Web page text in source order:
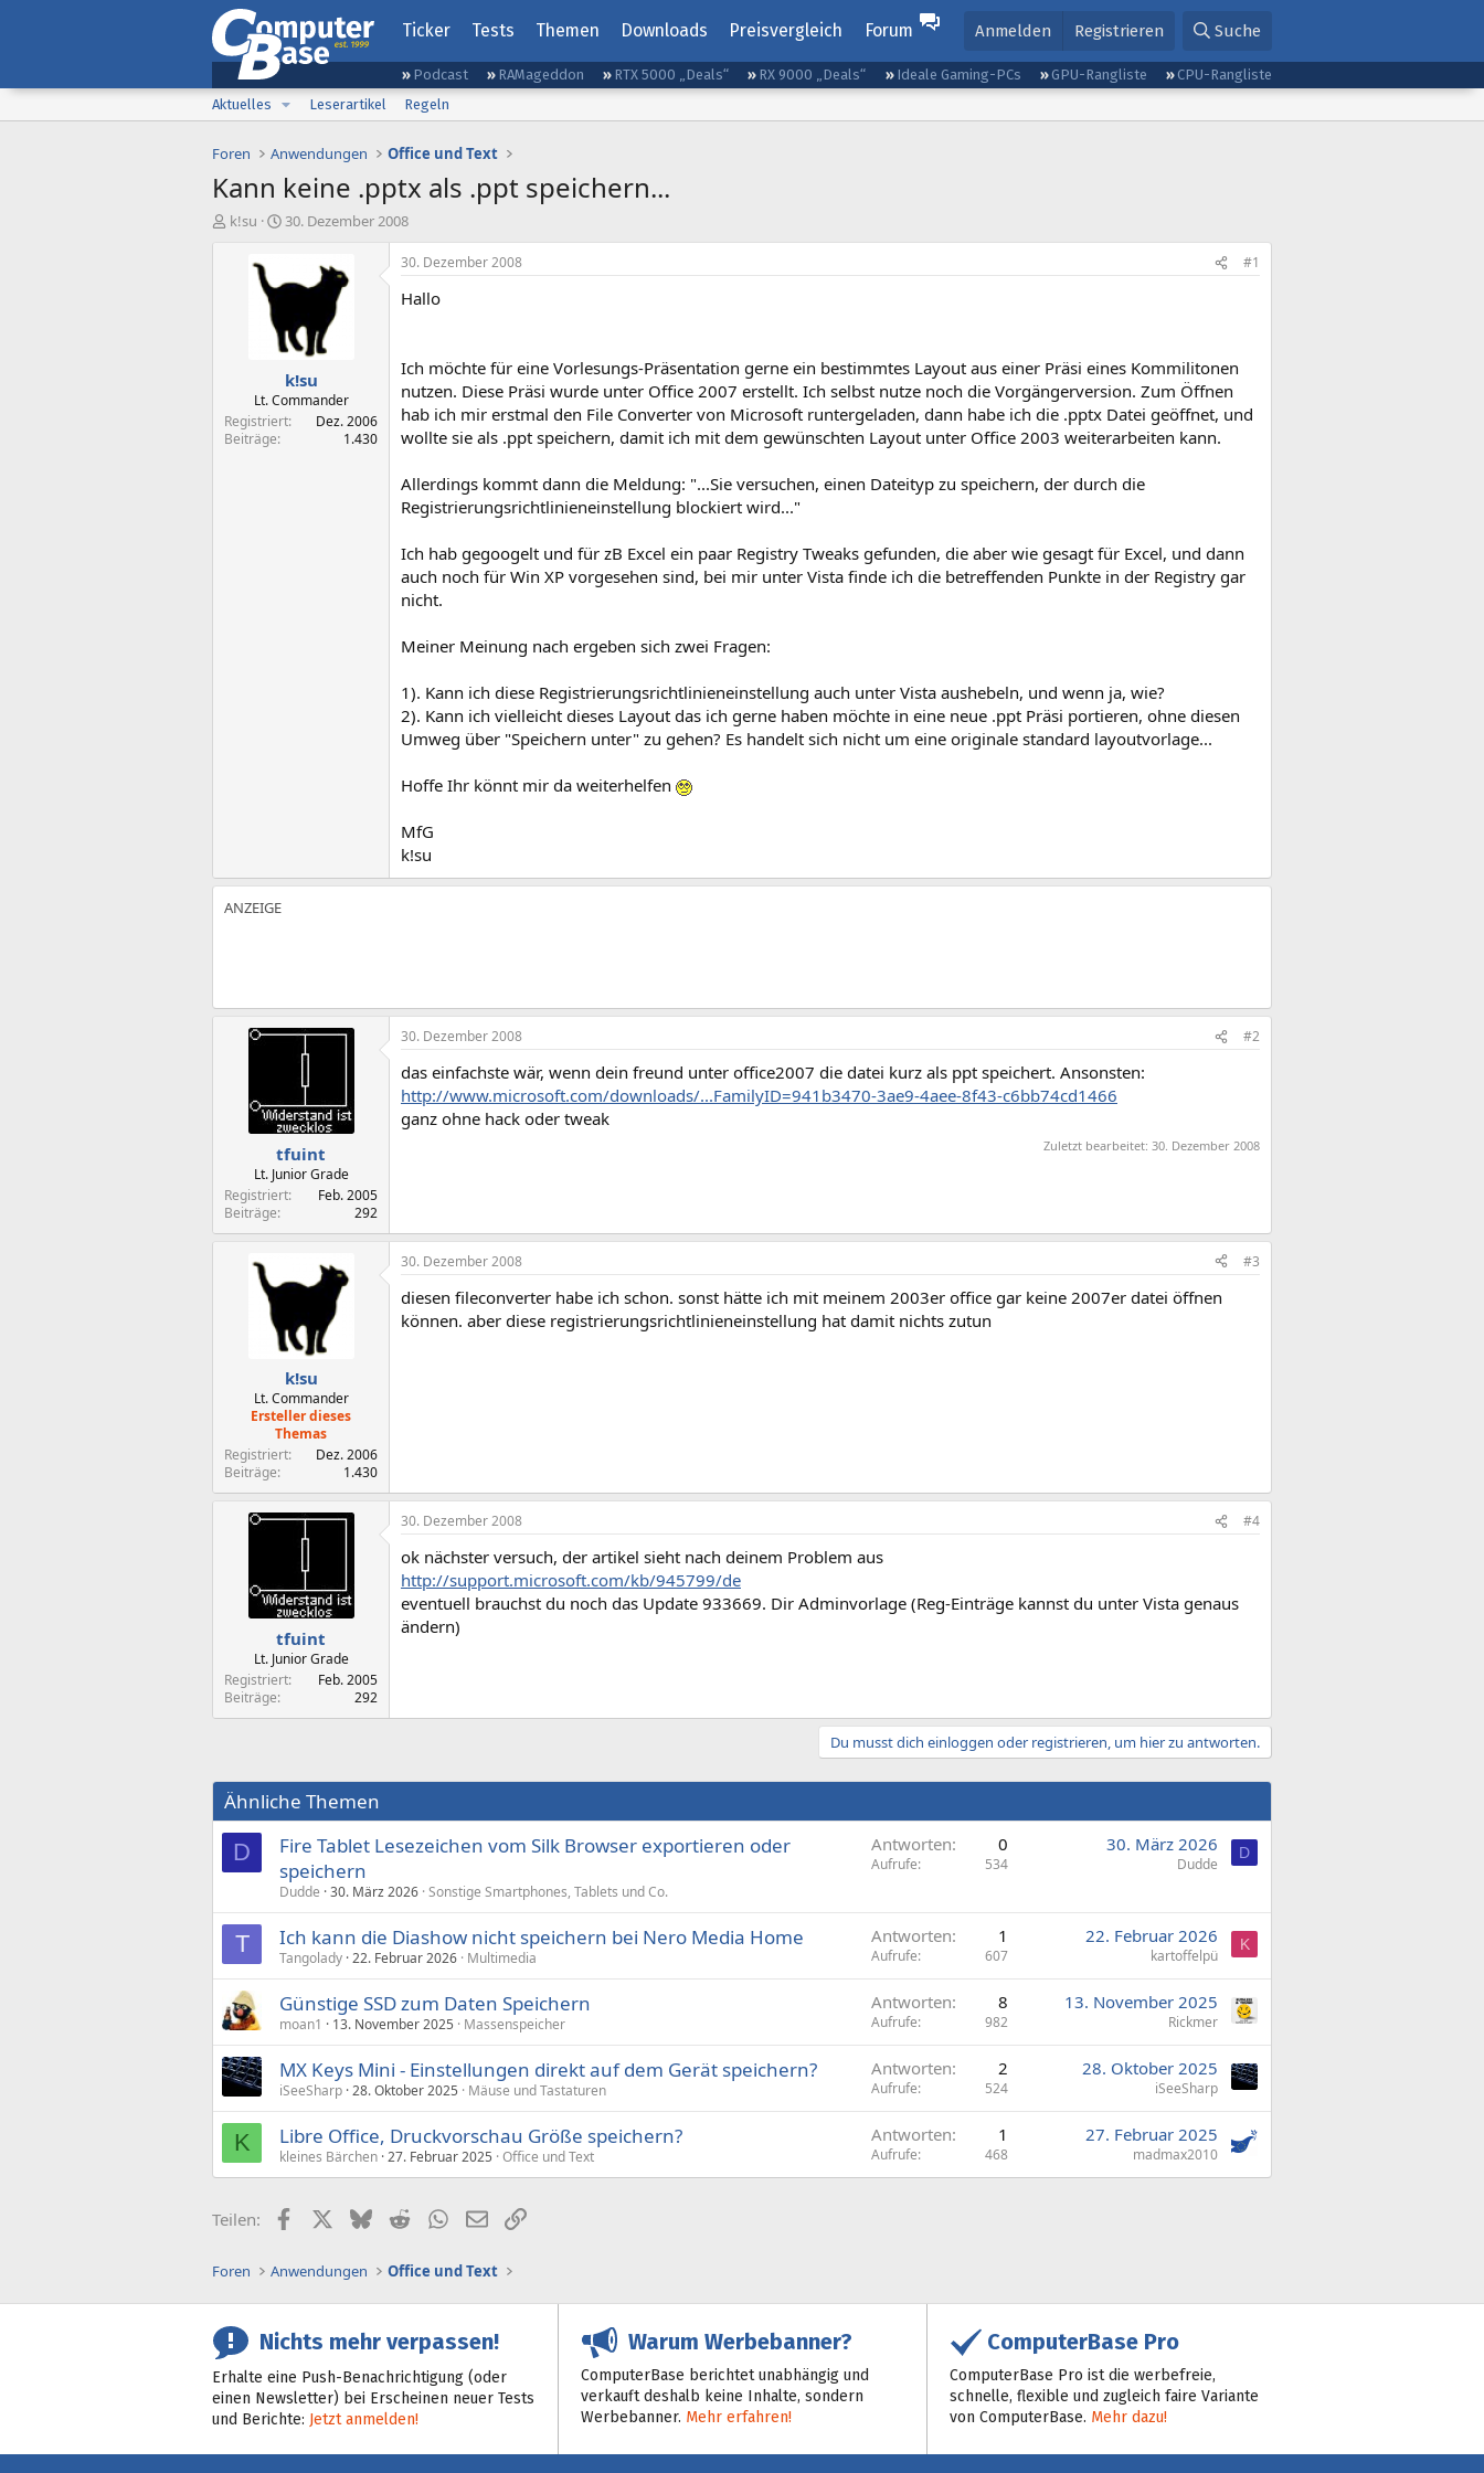
Ticker Tests Themen Downloads Preisvergleich Forum Anmelden Registrieren Suche
Podcast RAMageddon RTX 5000 „Deals“ RX 9000 „Deals“ Ideale Gaming-PCs GPU-Rangliste
CPU-Rangliste
Aktuelles
Leserartikel Regeln
Foren Anwendungen Office und Text
Kann keine .pptx als .ppt speichern...
E
k!su
E
t
l
t
a
m
30. Dezember 2008
k!su
Lt. Commander
Registriert
Dez. 2006
Beiträge
1.430
30. Dezember 2008 #1
Hallo
Ich möchte für eine Vorlesungs-Präsentation gerne ein bestimmtes Layout aus einer Präsi eines Kommilitonen
nutzen. Diese Präsi wurde unter Office 2007 erstellt. Ich selbst nutze noch die Vorgängerversion. Zum Öffnen
hab ich mir erstmal den File Converter von Microsoft runtergeladen, dann habe ich die .pptx Datei geöffnet, und
wollte sie als .ppt speichern, damit ich mit dem gewünschten Layout unter Office 2003 weiterarbeiten kann.
Allerdings kommt dann die Meldung: "...Sie versuchen, einen Dateityp zu speichern, der durch die
Registrierungsrichtlinieneinstellung blockiert wird..."
Ich hab gegoogelt und für zB Excel ein paar Registry Tweaks gefunden, die aber wie gesagt für Excel, und dann
auch noch für Win XP vorgesehen sind, bei mir unter Vista finde ich die betreffenden Punkte in der Registry gar
nicht.
Meiner Meinung nach ergeben sich zwei Fragen:
1). Kann ich diese Registrierungsrichtlinieneinstellung auch unter Vista aushebeln, und wenn ja, wie?
2). Kann ich vielleicht dieses Layout das ich gerne haben möchte in eine neue .ppt Präsi portieren, ohne diesen
Umweg über "Speichern unter" zu gehen? Es handelt sich nicht um eine originale standard layoutvorlage...
Hoffe Ihr könnt mir da weiterhelfen
MfG
k!su
tfuint
Lt. Junior Grade
Registriert
Feb. 2005
Beiträge
292
30. Dezember 2008 #2
das einfachste wär, wenn dein freund unter office2007 die datei kurz als ppt speichert. Ansonsten:
http://www.microsoft.com/downloads/...FamilyID=941b3470-3ae9-4aee-8f43-c6bb74cd1466
ganz ohne hack oder tweak
Zuletzt bearbeitet: 30. Dezember 2008
k!su
Lt. Commander
Ersteller dieses
Themas
Registriert
Dez. 2006
Beiträge
1.430
30. Dezember 2008 #3
diesen fileconverter habe ich schon. sonst hätte ich mit meinem 2003er office gar keine 2007er datei öffnen
können. aber diese registrierungsrichtlinieneinstellung hat damit nichts zutun
tfuint
Lt. Junior Grade
Registriert
Feb. 2005
Beiträge
292
30. Dezember 2008 #4
ok nächster versuch, der artikel sieht nach deinem Problem aus
http://support.microsoft.com/kb/945799/de
eventuell brauchst du noch das Update 933669. Dir Adminvorlage (Reg-Einträge kannst du unter Vista genaus
ändern)
Du musst dich einloggen oder registrieren, um hier zu antworten.
Ähnliche Themen
D
Fire Tablet Lesezeichen vom Silk Browser exportieren oder
speichern
Dudde 30. März 2026 Sonstige Smartphones, Tablets und Co.
Antworten 0
Aufrufe 534
30. März 2026
Dudde
D
T Ich kann die Diashow nicht speichern bei Nero Media Home
Tangolady 22. Februar 2026 Multimedia
Antworten 1
Aufrufe 607
22. Februar 2026
kartoffelpü
K
Günstige SSD zum Daten Speichern
moan1 13. November 2025 Massenspeicher
Antworten 8
Aufrufe 982
13. November 2025
Rickmer
MX Keys Mini - Einstellungen direkt auf dem Gerät speichern?
iSeeSharp 28. Oktober 2025 Mäuse und Tastaturen
Antworten 2
Aufrufe 524
28. Oktober 2025
iSeeSharp
K Libre Office, Druckvorschau Größe speichern?
kleines Bärchen 27. Februar 2025 Office und Text
Antworten 1
Aufrufe 468
27. Februar 2025
madmax2010
Teilen: FacebookX (Twitter)
BlueskyRedditWhatsApp
E-MailLink
Foren Anwendungen Office und Text
Nichts mehr verpassen!
Erhalte eine Push-Benachrichtigung (oder
einen Newsletter) bei Erscheinen neuer Tests
und Berichte: Jetzt anmelden!
Warum Werbebanner?
ComputerBase berichtet unabhängig und
verkauft deshalb keine Inhalte, sondern
Werbebanner. Mehr erfahren!
ComputerBase Pro
ComputerBase Pro ist die werbefreie,
schnelle, flexible und zugleich faire Variante
von ComputerBase. Mehr dazu!